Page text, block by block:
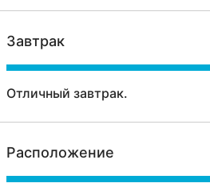
Завтрак
Отличный завтрак.
Расположение